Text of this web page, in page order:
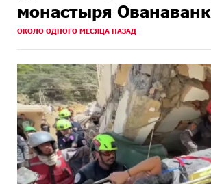
монастыря Ованаванк
ОКОЛО ОДНОГО МЕСЯЦА НАЗАД